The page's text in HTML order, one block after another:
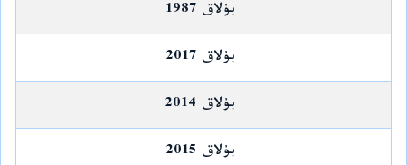
بۇلاق 1987
بۇلاق 2017
بۇلاق 2014
بۇلاق 2015